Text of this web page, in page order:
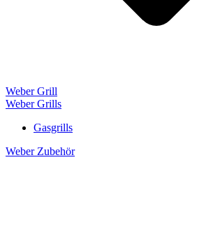
Weber Grill
Weber Grills
Gasgrills
Weber Zubehör